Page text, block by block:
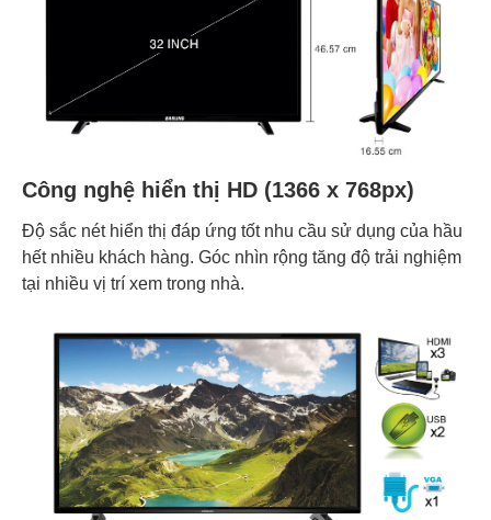
Công nghệ hiển thị HD (1366 x 768px)
Độ sắc nét hiển thị đáp ứng tốt nhu cầu sử dụng của hầu
hết nhiều khách hàng. Góc nhìn rộng tăng độ trải nghiệm
tại nhiều vị trí xem trong nhà.